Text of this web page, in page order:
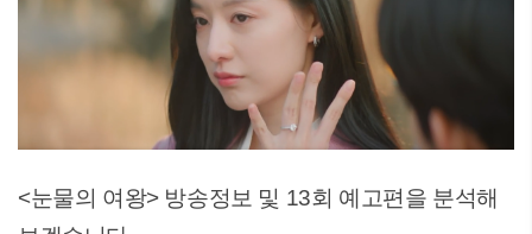
<눈물의 여왕> 방송정보 및 13회 예고편을 분석해